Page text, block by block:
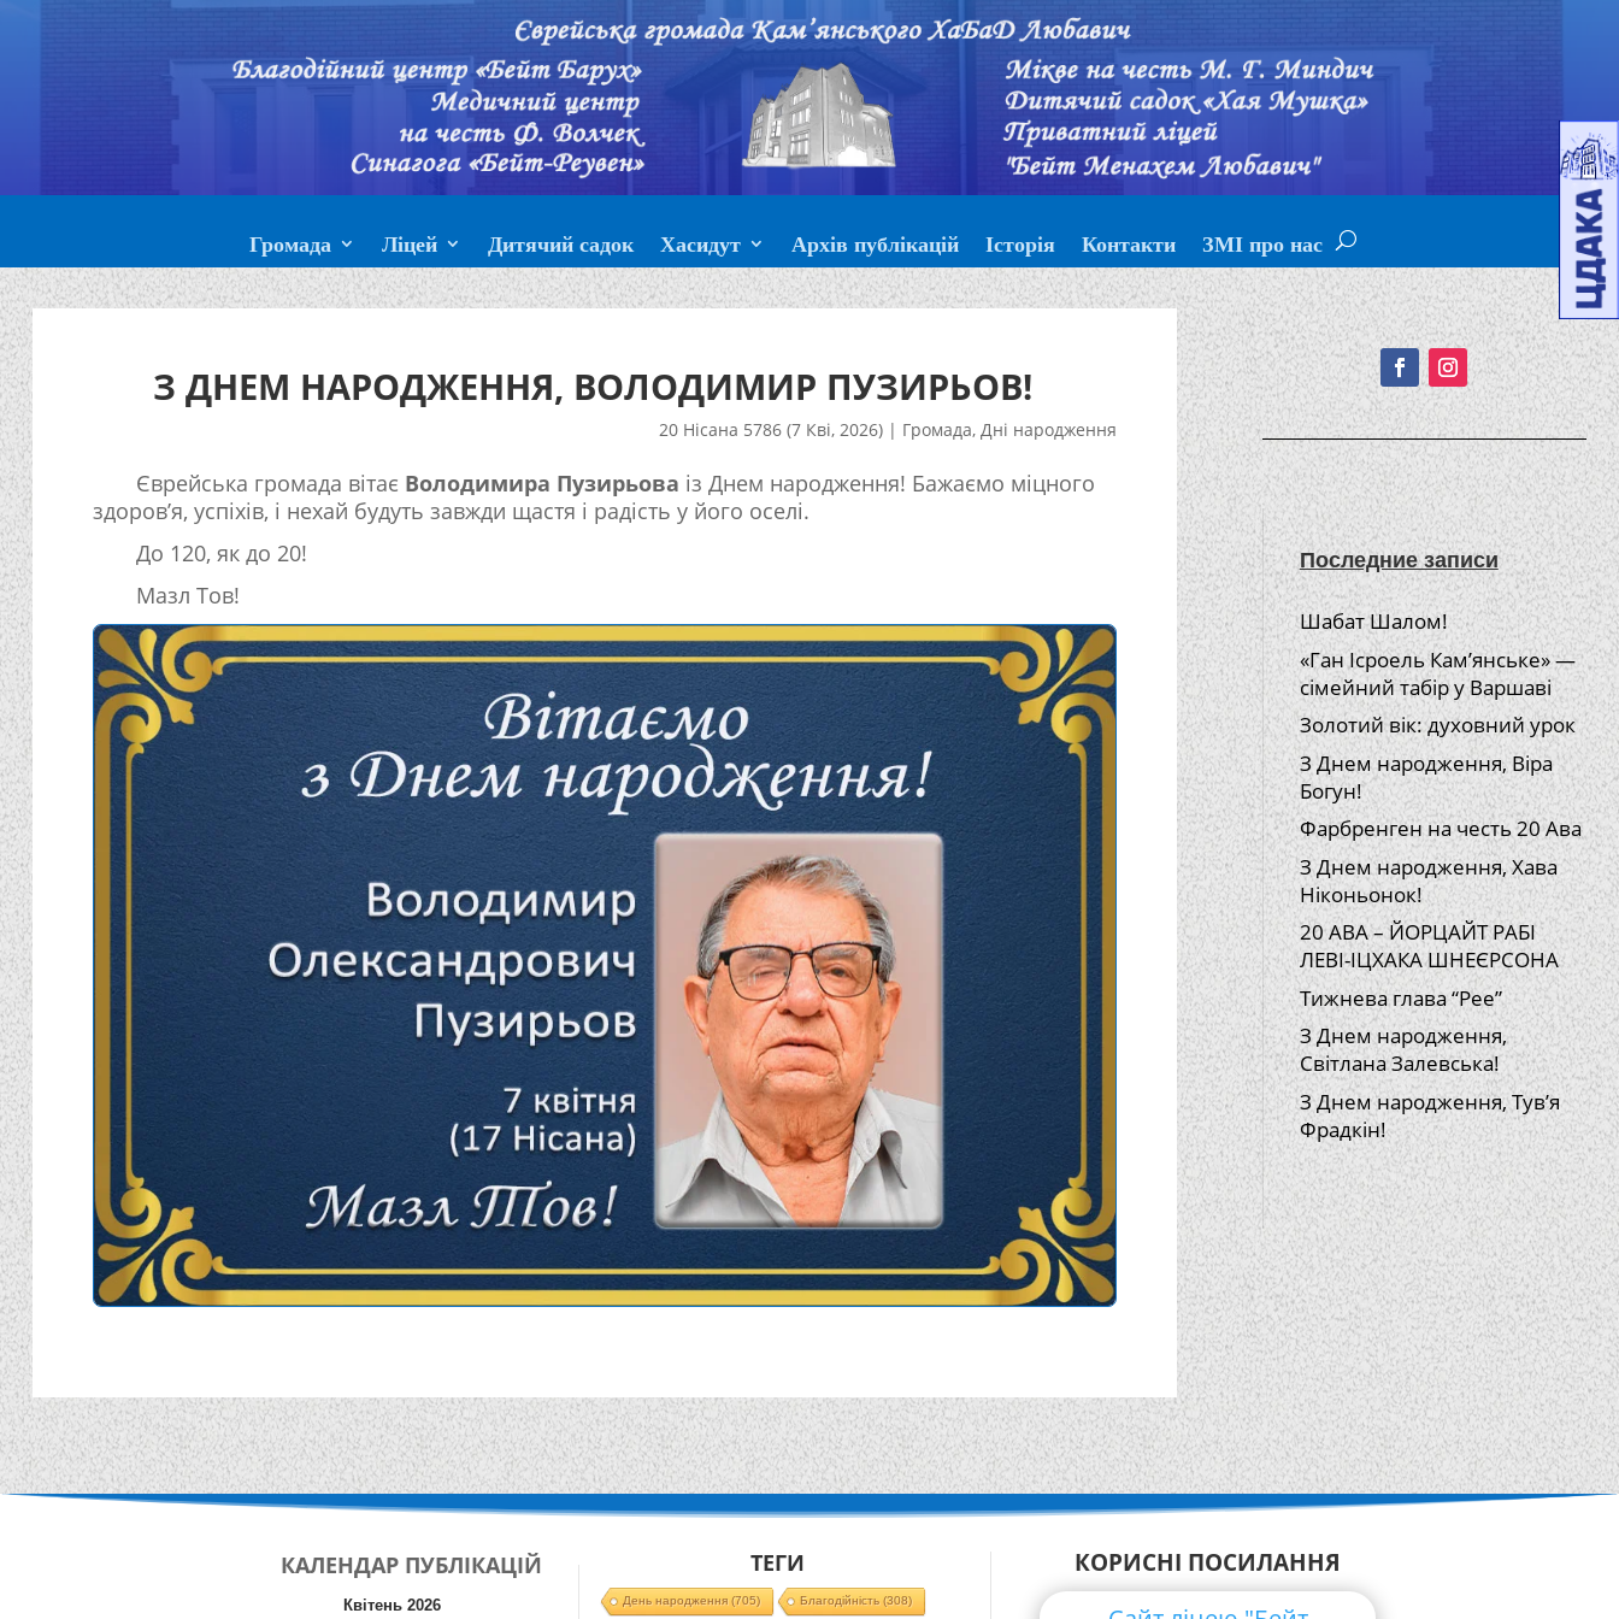
Громада Ліцей Дитячий садок Хасидут Архів публікацій Історія Контакти ЗМІ про нас
З ДНЕМ НАРОДЖЕННЯ, ВОЛОДИМИР ПУЗИРЬОВ!
20 Нісана 5786 (7 Кві, 2026)| Громада, Дні народження
Єврейська громада вітає Володимира Пузирьова із Днем народження! Бажаємо міцного
здоров’я, успіхів, і нехай будуть завжди щастя і радість у його оселі.
До 120, як до 20!
Мазл Тов!
Подписывайтесь!
Последние записи
Шабат Шалом!
«Ган Ісроель Кам’янське» —
сімейний табір у Варшаві
Золотий вік: духовний урок
З Днем народження, Віра
Богун!
Фарбренген на честь 20 Ава
З Днем народження, Хава
Ніконьонок!
20 АВА – ЙОРЦАЙТ РАБІ
ЛЕВІ-ІЦХАКА ШНЕЄРСОНА
Тижнева глава “Рее”
З Днем народження,
Світлана Залевська!
З Днем народження, Тув’я
Фрадкін!
КАЛЕНДАР ПУБЛІКАЦІЙ
Квітень 2026
ТЕГИ
День народження(705) Благодійність(308)
КОРИСНІ ПОСИЛАННЯ